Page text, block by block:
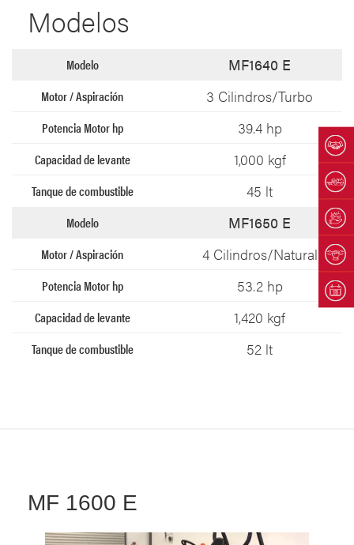
Modelos
MF1640 E
3 Cilindros/Turbo
39.4 hp
1,000 kgf
45 lt
MF1650 E
4 Cilindros/Natural
53.2 hp
1,420 kgf
52 lt
MF 1600 E